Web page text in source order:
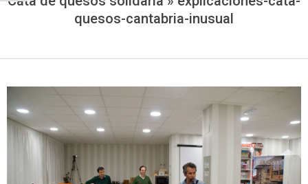
quesos-cantabria-inusual